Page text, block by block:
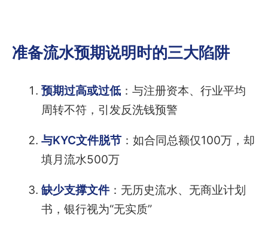
准备流水预期说明时的三大陷阱
预期过高或过低：与注册资本、行业平均
周转不符，引发反洗钱预警
与KYC文件脱节：如合同总额仅100万，却
填月流水500万
缺少支撑文件：无历史流水、无商业计划
书，银行视为“无实质”